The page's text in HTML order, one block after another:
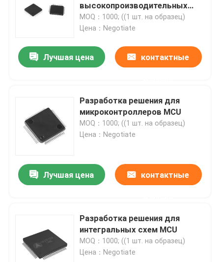
высокопроизводительных
контроллеров
MOQ：1000; ((1 шт. на образец)
Цена：Negotiate
Лучшая цена контактные
Разработка решения для
микроконтроллеров MCU
MOQ：1000; ((1 шт. на образец)
Цена：Negotiate
Лучшая цена контактные
Разработка решения для
интегральных схем MCU
MOQ：1000; ((1 шт. на образец)
Цена：Negotiate